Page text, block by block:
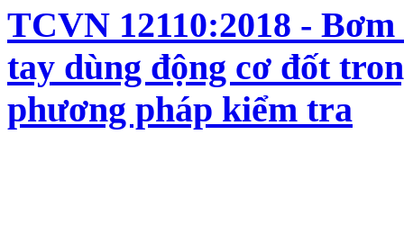
TCVN 12110:2018 -
tay dùng động cơ đốt
phương pháp kiểm tra